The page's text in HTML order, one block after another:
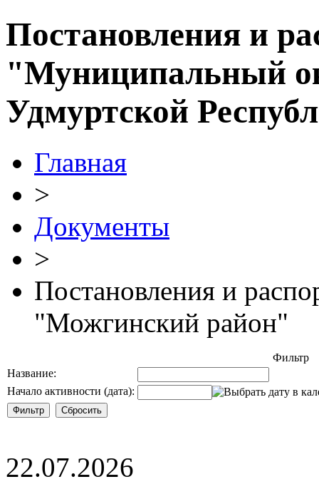
Постановления и
"Муниципальный
Удмуртской
Главная
>
Документы
>
Постановления и
"Можгинский район"
Фильтр
Название:
Начало активности (дата):
22.07.2026